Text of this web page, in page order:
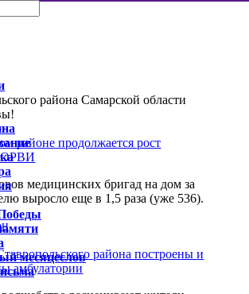
района Самарской области
районе продолжается рост
ОРВИ
медицинских бригад на дом за
выросло еще в 1,5 раза (уже 536).
района построены и
амбулатории
месяцеслов